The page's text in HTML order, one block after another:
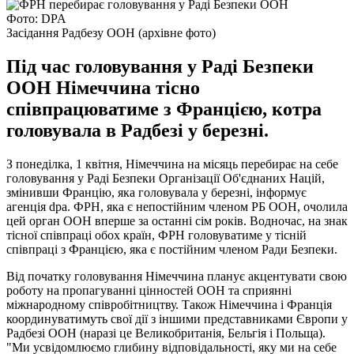
Фото: DPA
Засідання Радбезу ООН (архівне фото)
Під час головування у Раді Безпеки
ООН Німеччина тісно
співпрацюватиме з Францією, котра
головувала в Радбезі у березні.
З понеділка, 1 квітня, Німеччина на місяць перебирає на себе
головування у Раді Безпеки Організації Об'єднаних Націй,
змінивши Францію, яка головувала у березні, інформує
агенція dpa. ФРН, яка є непостійним членом РБ ООН, очолила
цей орган ООН вперше за останні сім років. Водночас, на знак
тісної співпраці обох країн, ФРН головуватиме у тісній
співпраці з Францією, яка є постійним членом Ради Безпеки.
Від початку головування Німеччина планує акцентувати свою
роботу на пропагуванні цінностей ООН та сприянні
міжнародному співробітництву. Також Німеччина і Франція
координуватимуть свої дії з іншими представниками Європи у
Радбезі ООН (наразі це Великобританія, Бельгія і Польща).
"Ми усвідомлюємо глибину відповідальності, яку ми на себе